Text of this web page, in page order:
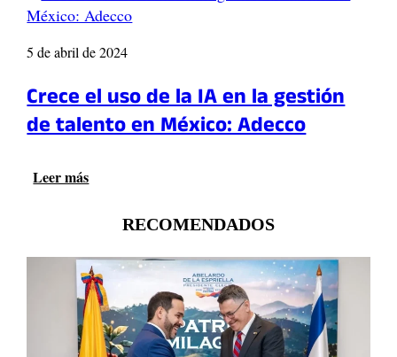
5 de abril de 2024
Crece el uso de la IA en la gestión
de talento en México: Adecco
Leer más:
c
e
e
l
RECOMENDADOS